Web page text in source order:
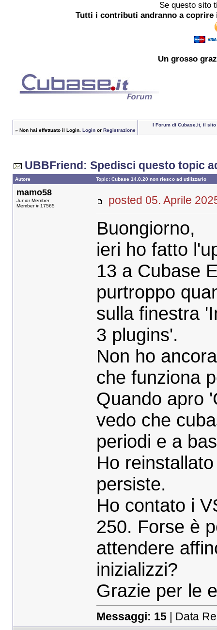
Se questo sito
Tutti i contributi andranno a
Un grosso
» Non hai effettuato il Login. Loginor Registrazione
I Forum di Cubase.it, il
UBBFriend: Spedisci questo topic
Autore Topic: Cubase 14.0.20 non riesco ad utilizzarlo
mamo58
Junior Member
Member # 17565
posted 05. Aprile
Buongiorno,
ieri ho fatto
13 a Cubase
purtroppo
sulla finestra
3 plugins'.
Non ho
che funziona
Quando apro
vedo che
periodi e a
Ho
persiste.
Ho contato i
250. Forse è
attendere
inizializzi?
Grazie per le
Messaggi: 15| Data